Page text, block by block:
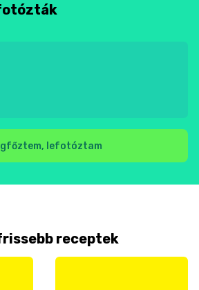
lefotóztam
receptek